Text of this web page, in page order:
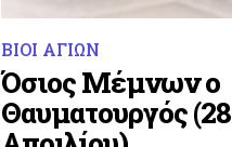
ΒΙΟΙ ΑΓΙΩΝ
Όσιος Μέμνων ο
Θαυματουργός (28